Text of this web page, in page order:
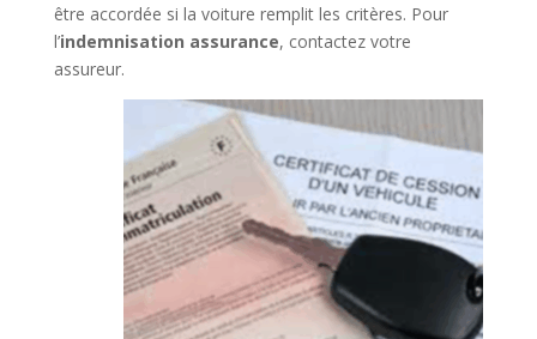
être accordée si la voiture remplit les critères. Pour
l’indemnisation assurance, contactez votre
assureur.